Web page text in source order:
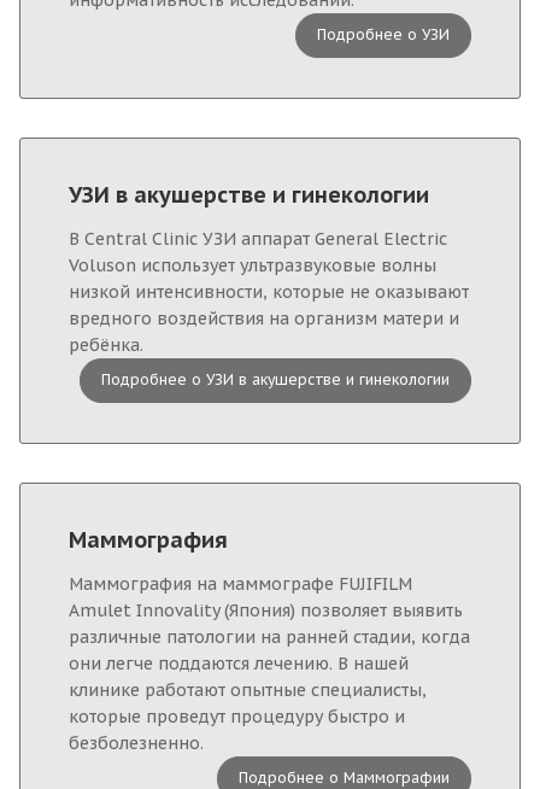
Подробнее о УЗИ
УЗИ в акушерстве и гинекологии
В Central Clinic УЗИ аппарат General Electric
Voluson использует ультразвуковые волны
низкой интенсивности, которые не оказывают
вредного воздействия на организм матери и
ребёнка.
Подробнее о УЗИ в акушерстве и гинекологии
Маммография
Маммография на маммографе FUJIFILM
Amulet Innovality (Япония) позволяет выявить
различные патологии на ранней стадии, когда
они легче поддаются лечению. В нашей
клинике работают опытные специалисты,
которые проведут процедуру быстро и
безболезненно.
Подробнее о Маммографии